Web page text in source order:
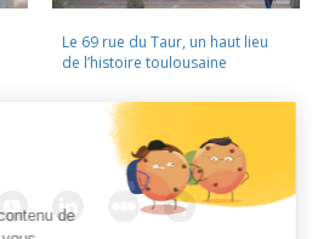
Le 69 rue du Taur, un haut lieu
de l’histoire toulousaine